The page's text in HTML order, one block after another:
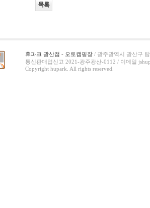
목록
휴파크 광산점 - 오토캠핑장 / 광주광역시 광산구
통신판매업신고 2021-광주광산-0112 / 이메일
Copyright hupark. All rights reserved.